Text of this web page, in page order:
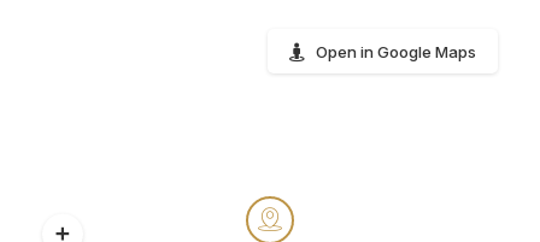
Open in Google Maps